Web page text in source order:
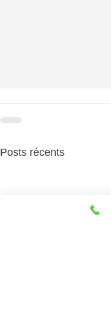
Posts récents